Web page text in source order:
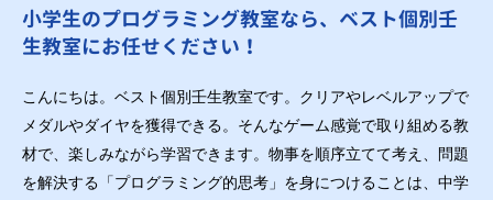
小学生のプログラミング教室なら、ベスト個別壬
生教室にお任せください！
こんにちは。ベスト個別壬生教室です。クリアやレベルアップで
メダルやダイヤを獲得できる。そんなゲーム感覚で取り組める教
材で、楽しみながら学習できます。物事を順序立てて考え、問題
を解決する「プログラミング的思考」を身につけることは、中学